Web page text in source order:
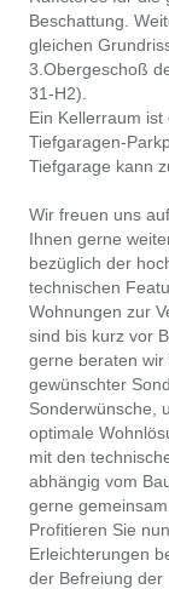
Beschattung.
gleichen
3.Obergeschoß
31-H2).
Ein Kellerraum
Tiefgaragen-
Tiefgarage kann
Wir freuen uns
Ihnen gerne
bezüglich der
technischen
Wohnungen zur
sind bis kurz vor
gerne beraten wir
gewünschter
Sonderwünsche,
optimale
mit den
abhängig vom
gerne
Profitieren Sie
Erleichterungen
der Befreiung der